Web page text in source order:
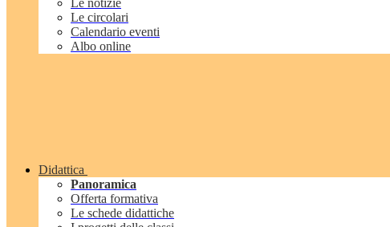
Le notizie
Le circolari
Calendario eventi
Albo online
Didattica
Panoramica
Offerta formativa
Le schede didattiche